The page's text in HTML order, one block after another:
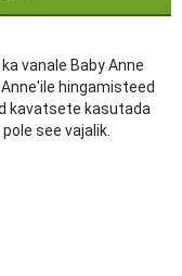
vanale Baby Anne
hingamisteed
kavatsete kasutada
see vajalik.